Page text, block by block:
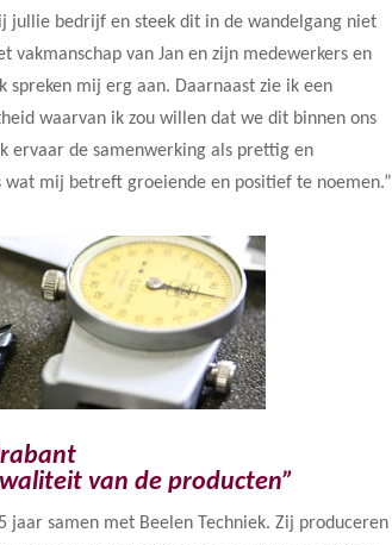
jullie bedrijf en steek dit in de wandelgang niet
vakmanschap van Jan en zijn medewerkers en
spreken mij erg aan. Daarnaast zie ik een
waarvan ik zou willen dat we dit binnen ons
ervaar de samenwerking als prettig en
mij betreft groeiende en positief te noemen.”
van de producten”
jaar samen met Beelen Techniek. Zij produceren